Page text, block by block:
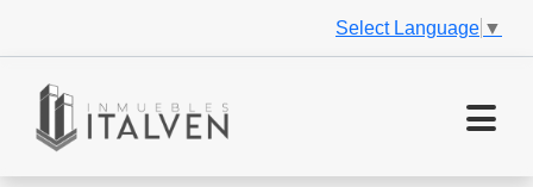
Select Language ▼